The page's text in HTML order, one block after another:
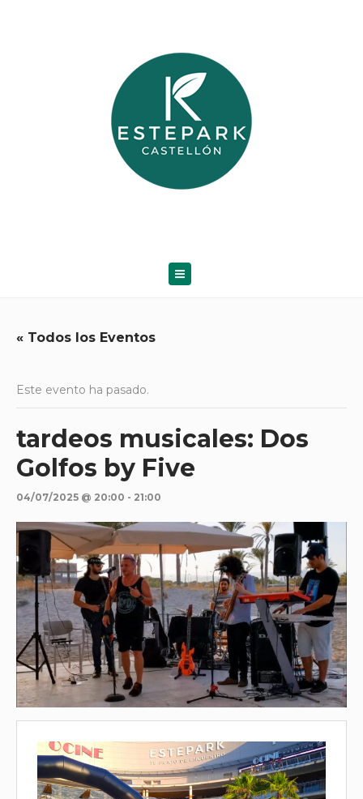
« Todos los Eventos
Este evento ha pasado.
tardeos musicales: Dos
Golfos by Five
04/07/2025 @ 20:00 - 21:00